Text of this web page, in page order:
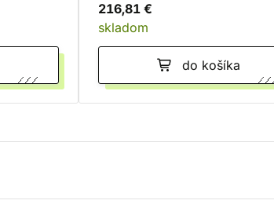
216,81 €
skladom
do košíka